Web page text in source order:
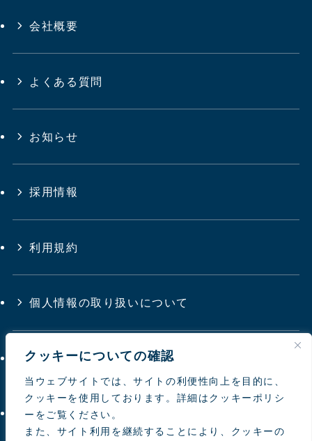
クッキーについての確認
当ウェブサイトでは、サイトの利便性向上を目的に、
クッキーを使用しております。詳細はクッキーポリシ
ーをご覧ください。
また、サイト利用を継続することにより、クッキーの
会社概要
よくある質問
お知らせ
採用情報
利用規約
個人情報の取り扱いについて
サイトマップ
お問い合わせ